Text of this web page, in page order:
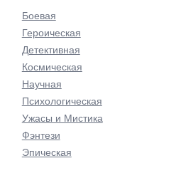
Боевая
Героическая
Детективная
Космическая
Научная
Психологическая
Ужасы и Мистика
Фэнтези
Эпическая